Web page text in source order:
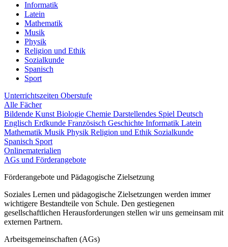
Informatik
Latein
Mathematik
Musik
Physik
Religion und Ethik
Sozialkunde
Spanisch
Sport
Unterrichtszeiten Oberstufe
Alle Fächer
Bildende Kunst Biologie Chemie Darstellendes Spiel Deutsch
Englisch Erdkunde Französisch Geschichte Informatik Latein
Mathematik Musik Physik Religion und Ethik Sozialkunde
Spanisch Sport
Onlinematerialien
AGs und Förderangebote
Förderangebote und Pädagogische Zielsetzung
Soziales Lernen und pädagogische Zielsetzungen werden immer
wichtigere Bestandteile von Schule. Den gestiegenen
gesellschaftlichen Herausforderungen stellen wir uns gemeinsam mit
externen Partnern.
Arbeitsgemeinschaften (AGs)